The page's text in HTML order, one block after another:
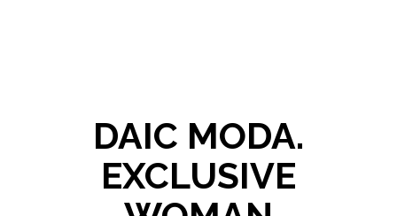
DAIC MODA.
EXCLUSIVE